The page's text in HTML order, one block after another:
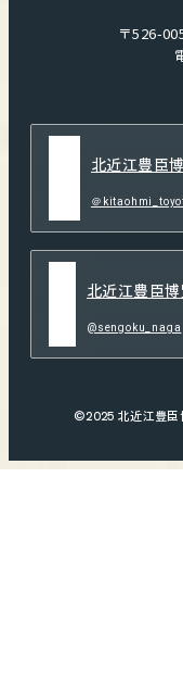
〒526-
北近江豊臣
＠
北近江豊臣
@sengoku_naga
©2025 北近江豊